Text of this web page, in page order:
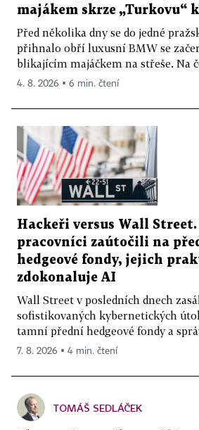
majákem skrze „Turkovu“
Před několika dny se do jedné
přihnalo obří luxusní BMW se
blikajícím majáčkem na střeše. Na
4. 8. 2026 ▪ 6 min. čtení
Hackeři versus Wall
pracovníci zaútočili na
hedgeové fondy, jejich
zdokonaluje AI
Wall Street v posledních dnech
sofistikovaných kybernetických
tamní přední hedgeové fondy a
7. 8. 2026 ▪ 4 min. čtení
TOMÁŠ SEDLÁČEK